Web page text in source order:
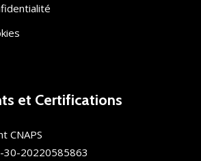
et Certifications
CNAPS
30-20220585863